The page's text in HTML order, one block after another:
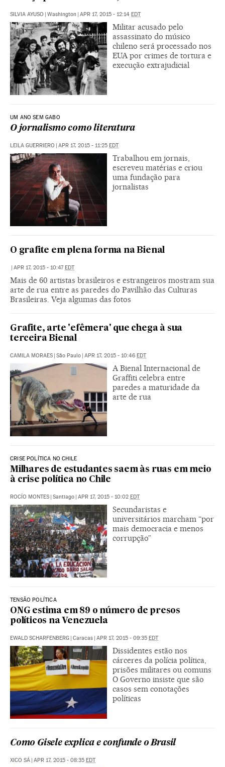
SILVIA AYUSO | Washington | APR 17, 2015 - 12:14 EDT
Militar acusado pelo
assassinato do músico
chileno será processado nos
EUA por crimes de tortura e
execução extrajudicial
UM ANO SEM GABO
O jornalismo como literatura
LEILA GUERRIERO | APR 17, 2015 - 11:25 EDT
Trabalhou em jornais,
escreveu matérias e criou
uma fundação para
jornalistas
O grafite em plena forma na Bienal
| APR 17, 2015 - 10:47EDT
Mais de 60 artistas brasileiros e estrangeiros mostram sua
arte de rua entre as paredes do Pavilhão das Culturas
Brasileiras. Veja algumas das fotos
Grafite, arte 'efêmera' que chega à sua
terceira Bienal
CAMILA MORAES | São Paulo | APR 17, 2015 - 10:46 EDT
A Bienal Internacional de
Graffiti celebra entre
paredes a maturidade da
arte de rua
CRISE POLÍTICA NO CHILE
Milhares de estudantes saem às ruas em meio
à crise política no Chile
ROCÍO MONTES | Santiago | APR 17, 2015 - 10:02 EDT
Secundaristas e
universitários marcham “por
mais democracia e menos
corrupção”
TENSÃO POLÍTICA
ONG estima em 89 o número de presos
políticos na Venezuela
EWALD SCHARFENBERG | Caracas | APR 17, 2015 - 09:35 EDT
Dissidentes estão nos
cárceres da polícia política,
prisões militares ou comuns
O Governo insiste que são
casos sem conotações
políticas
Como Gisele explica e confunde o Brasil
XICO SÁ | APR 17, 2015 - 08:35 EDT